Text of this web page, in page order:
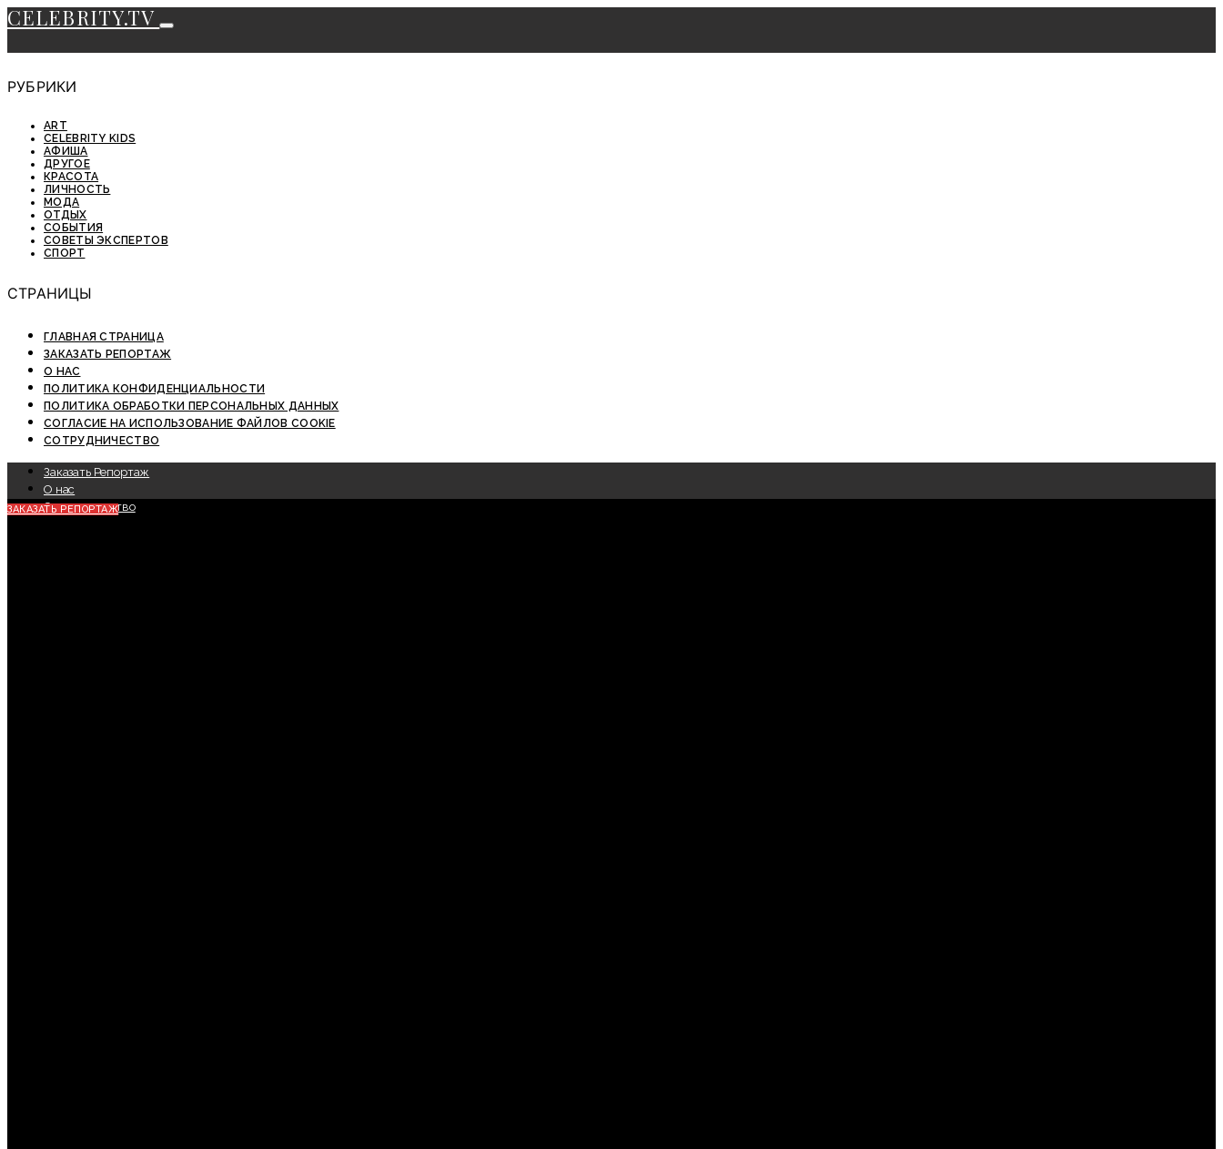
CELEBRITY.TV
РУБРИКИ
ART
CELEBRITY KIDS
АФИША
ДРУГОЕ
КРАСОТА
ЛИЧНОСТЬ
МОДА
ОТДЫХ
СОБЫТИЯ
СОВЕТЫ ЭКСПЕРТОВ
СПОРТ
СТРАНИЦЫ
ГЛАВНАЯ СТРАНИЦА
ЗАКАЗАТЬ РЕПОРТАЖ
О НАС
ПОЛИТИКА КОНФИДЕНЦИАЛЬНОСТИ
ПОЛИТИКА ОБРАБОТКИ ПЕРСОНАЛЬНЫХ ДАННЫХ
СОГЛАСИЕ НА ИСПОЛЬЗОВАНИЕ ФАЙЛОВ COOKIE
СОТРУДНИЧЕСТВО
Заказать Репортаж
О нас
Сотрудничество
ЗАКАЗАТЬ РЕПОРТАЖ